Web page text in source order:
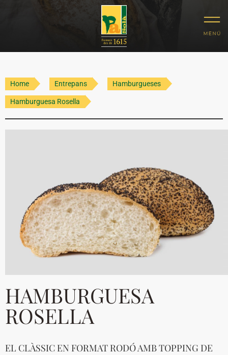
Home Entrepans Hamburgueses
Hamburguesa Rosella
HAMBURGUESA
ROSELLA
EL CLÀSSIC EN FORMAT RODÓ AMB TOPPING DE